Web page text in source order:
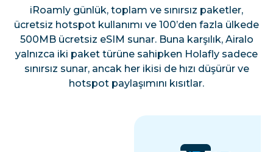
iRoamly günlük, toplam ve sınırsız paketler,
ücretsiz hotspot kullanımı ve 100’den fazla ülkede
500MB ücretsiz eSIM sunar. Buna karşılık, Airalo
yalnızca iki paket türüne sahipken Holafly sadece
sınırsız sunar, ancak her ikisi de hızı düşürür ve
hotspot paylaşımını kısıtlar.